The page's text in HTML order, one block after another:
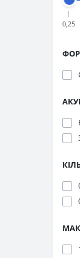
0,25